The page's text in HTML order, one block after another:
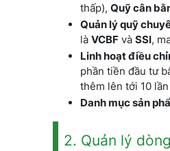
thấp), Quỹ cân
Quản lý quỹ
là VCBF và SSI,
Linh hoạt điều
phần tiền đầu tư
thêm lên tới 10
Danh mục sản
2. Quản lý